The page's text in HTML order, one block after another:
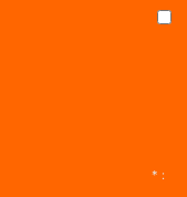
* :